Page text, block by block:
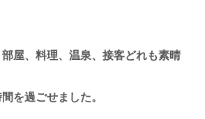
屋、料理、温泉、接客どれも素晴
を過ごせました。